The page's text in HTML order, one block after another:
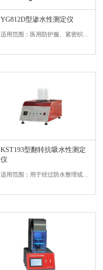
YG812D型渗水性测定仪
KST193型翻转抗吸水性测定
仪
适用范围：用于经过防水整理或拒水整理的所有织物。采用翻转吸收法测定织物抗吸水性的方法。原 理：试样称量后在水中翻转一定的时间，取出并除去多余的水分后再次称量。用质量增加的百分比来表征织物的吸水性或抗润湿性。符合标准：G...